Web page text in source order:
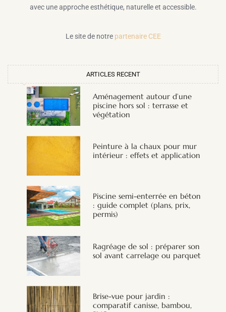
avec une approche esthétique, naturelle et accessible.
Le site de notre partenaire CEE
ARTICLES RECENT
Aménagement autour d’une
piscine hors sol : terrasse et
végétation
Peinture à la chaux pour mur
intérieur : effets et application
Piscine semi-enterrée en béton
: guide complet (plans, prix,
permis)
Ragréage de sol : préparer son
sol avant carrelage ou parquet
Brise-vue pour jardin :
comparatif canisse, bambou,